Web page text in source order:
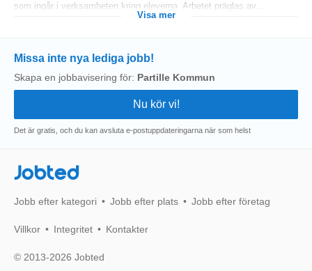
som ingår i verksamheten kring eleverna. Arbetet präglas av...
Visa mer
Missa inte nya lediga jobb!
Skapa en jobbavisering för: Partille Kommun
Det är gratis, och du kan avsluta e-postuppdateringarna när som helst
Jobted
Jobb efter kategori Jobb efter plats Jobb efter företag
Villkor Integritet Kontakter
© 2013-2026 Jobted